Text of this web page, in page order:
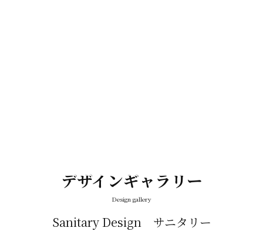
デザインギャラリー
Design gallery
Sanitary Design サニタリー